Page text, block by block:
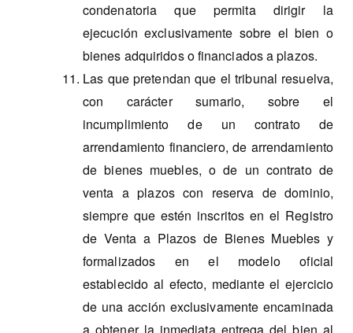
condenatoria que permita dirigir la
ejecución exclusivamente sobre el bien o
bienes adquiridos o financiados a plazos.
Las que pretendan que el tribunal resuelva,
con carácter sumario, sobre el
incumplimiento de un contrato de
arrendamiento financiero, de arrendamiento
de bienes muebles, o de un contrato de
venta a plazos con reserva de dominio,
siempre que estén inscritos en el Registro
de Venta a Plazos de Bienes Muebles y
formalizados en el modelo oficial
establecido al efecto, mediante el ejercicio
de una acción exclusivamente encaminada